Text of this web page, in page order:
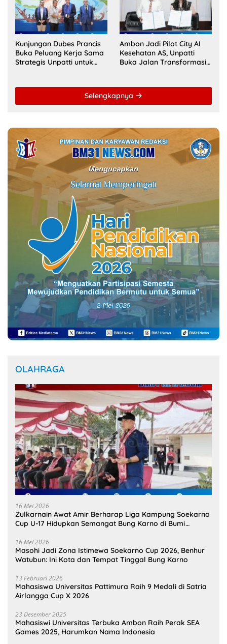
Kunjungan Dubes Prancis
Buka Peluang Kerja Sama
Strategis Unpatti untuk
Ambon Jadi Pilot City AI
Kesehatan AS, Unpatti
Buka Jalan Transformasi
Selengkapnya
OLAHRAGA
16 Mei 2026
Zulkarnain Awat Amir Berharap Liga Kampung Soekarno
Cup U-17 Hidupkan Semangat Bung Karno di Bumi
16 Mei 2026
Masohi Jadi Zona Istimewa Soekarno Cup 2026, Benhur
Watubun: Ini Kota dan Tempat Tinggal Bung Karno
13 Februari 2026
Mahasiswa Universitas Pattimura Raih 9 Medali di Satria
Airlangga Cup X 2026
23 Desember 2025
Mahasiswi Universitas Terbuka Ambon Raih Perak SEA
Games 2025, Harumkan Nama Indonesia